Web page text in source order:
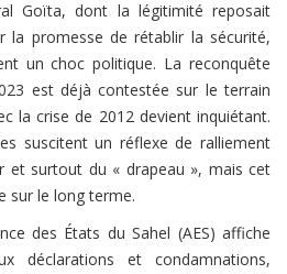
Goïta, dont la légitimité reposait
la promesse de rétablir la sécurité,
un choc politique. La reconquête
est déjà contestée sur le terrain
la crise de 2012 devient inquiétant.
suscitent un réflexe de ralliement
et surtout du « drapeau », mais cet
sur le long terme.
des États du Sahel (AES) affiche
déclarations et condamnations,